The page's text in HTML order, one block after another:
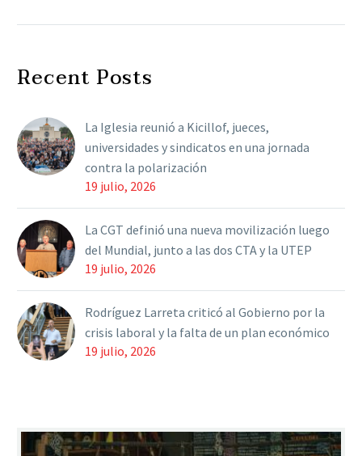
invitación personal de la
Recent Posts
La Iglesia reunió a Kicillof, jueces,
universidades y sindicatos en una jornada
contra la polarización
19 julio, 2026
La CGT definió una nueva movilización luego
del Mundial, junto a las dos CTA y la UTEP
19 julio, 2026
Rodríguez Larreta criticó al Gobierno por la
crisis laboral y la falta de un plan económico
19 julio, 2026